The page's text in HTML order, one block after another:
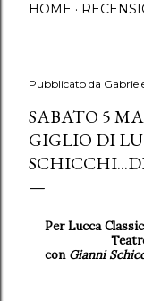
HOME
Pubblicato da
SABATO 5
GIGLIO DI
Per Lucca
con Gianni